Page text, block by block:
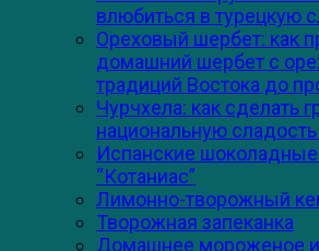
влюбиться в турецкую
Ореховый шербет: как
домашний шербет с
традиций Востока до
Чурчхела: как сделать
национальную
Испанские
“Котаниас”
Лимонно-творожный
Творожная запеканка
Домашнее мороженое